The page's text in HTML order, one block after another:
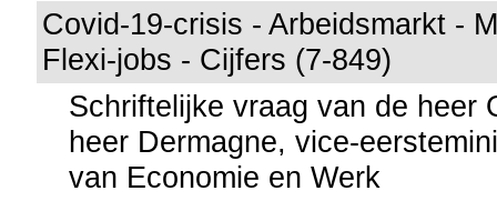
Covid-19-crisis - Arbeidsmarkt -
Flexi-jobs - Cijfers (7-849)
Schriftelijke vraag van de heer
heer Dermagne, vice-
van Economie en Werk